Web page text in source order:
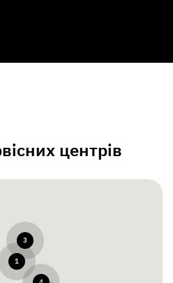
центрів
1
3